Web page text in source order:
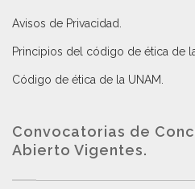
Avisos de Privacidad
Principios del código de ética de
Código de ética de la UNAM
Convocatorias de
Abierto Vigentes.